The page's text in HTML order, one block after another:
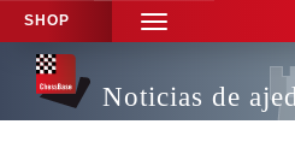
SHOP
TOGGLE
NAVIGATION
Noticias de